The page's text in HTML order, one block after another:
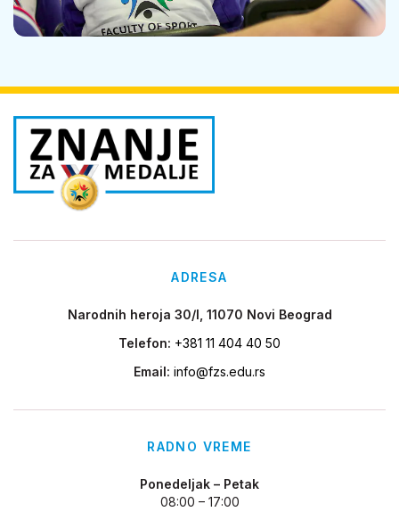
ADRESA
Narodnih heroja 30/I, 11070 Novi Beograd
Telefon: +381 11 404 40 50
Email: info@fzs.edu.rs
RADNO VREME
Ponedeljak – Petak
08:00 – 17:00